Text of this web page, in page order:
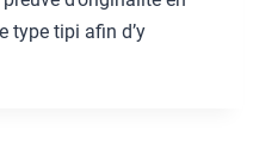
type tipi afin d’y